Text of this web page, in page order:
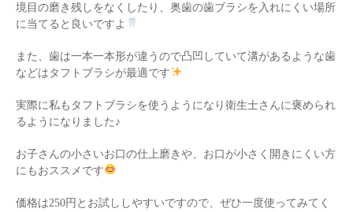
境目の磨き残しをなくしたり、奥歯の歯ブラシを入れにくい場所
に当てると良いですよ
また、歯は一本一本形が違うので凸凹していて溝があるような歯
などはタフトブラシが最適です
実際に私もタフトブラシを使うようになり衛生士さんに褒められ
るようになりました♪
お子さんの小さいお口の仕上磨きや、お口が小さく開きにくい方
にもおススメです
価格は250円とお試ししやすいですので、ぜひ一度使ってみてく